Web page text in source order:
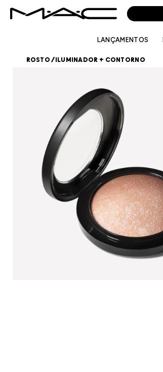
LANÇAMENTOS
ROSTO / ILUMINADOR + CONTORNO